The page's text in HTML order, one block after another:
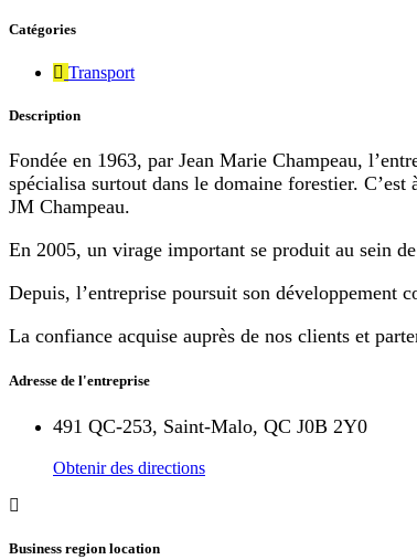
Catégories
Transport
Description
Fondée en 1963, par Jean Marie Champeau,
spécialisa surtout dans le domaine forestier.
JM Champeau.
En 2005, un virage important se produit au sein
Depuis, l’entreprise poursuit son développement
La confiance acquise auprès de nos clients et
Adresse de l'entreprise
491 QC-253, Saint-Malo, QC J0B 2Y0
Obtenir des directions
Business region location